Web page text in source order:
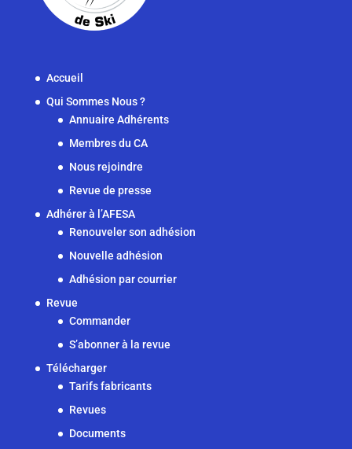
Accueil
Qui Sommes Nous ?
Annuaire Adhérents
Membres du CA
Nous rejoindre
Revue de presse
Adhérer à l’AFESA
Renouveler son adhésion
Nouvelle adhésion
Adhésion par courrier
Revue
Commander
S’abonner à la revue
Télécharger
Tarifs fabricants
Revues
Documents